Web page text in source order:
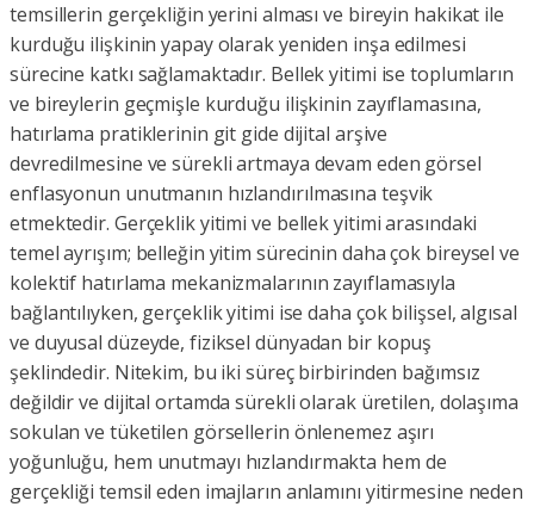
temsillerin gerçekliğin yerini alması ve bireyin hakikat ile
kurduğu ilişkinin yapay olarak yeniden inşa edilmesi
sürecine katkı sağlamaktadır. Bellek yitimi ise toplumların
ve bireylerin geçmişle kurduğu ilişkinin zayıflamasına,
hatırlama pratiklerinin git gide dijital arşive
devredilmesine ve sürekli artmaya devam eden görsel
enflasyonun unutmanın hızlandırılmasına teşvik
etmektedir. Gerçeklik yitimi ve bellek yitimi arasındaki
temel ayrışım; belleğin yitim sürecinin daha çok bireysel ve
kolektif hatırlama mekanizmalarının zayıflamasıyla
bağlantılıyken, gerçeklik yitimi ise daha çok bilişsel, algısal
ve duyusal düzeyde, fiziksel dünyadan bir kopuş
şeklindedir. Nitekim, bu iki süreç birbirinden bağımsız
değildir ve dijital ortamda sürekli olarak üretilen, dolaşıma
sokulan ve tüketilen görsellerin önlenemez aşırı
yoğunluğu, hem unutmayı hızlandırmakta hem de
gerçekliği temsil eden imajların anlamını yitirmesine neden